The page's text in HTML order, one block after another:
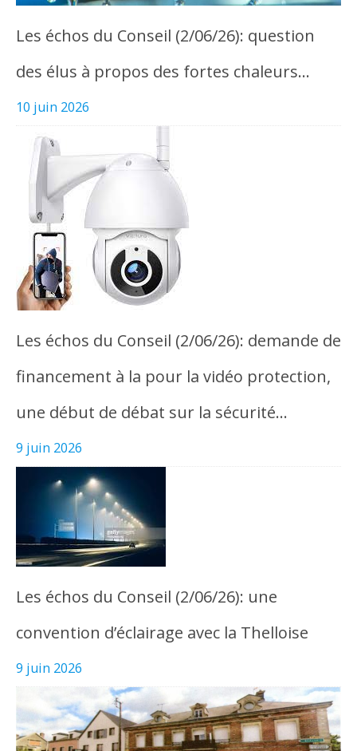
Les échos du Conseil (2/06/26): question
des élus à propos des fortes chaleurs…
10 juin 2026
Les échos du Conseil (2/06/26): demande de
financement à la pour la vidéo protection,
une début de débat sur la sécurité…
9 juin 2026
Les échos du Conseil (2/06/26): une
convention d’éclairage avec la Thelloise
9 juin 2026